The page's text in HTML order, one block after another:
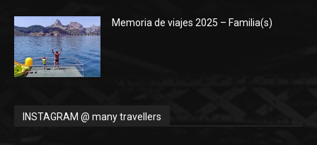
Memoria de viajes 2025 – Familia(s)
INSTAGRAM @ many travellers